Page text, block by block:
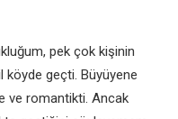
pek çok kişinin
köyde geçti. Büyüyene
ve romantikti. Ancak